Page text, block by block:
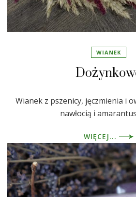
WIANEK
Wianek z pszenicy, jęczmienia i
nawłocią i
WIĘCEJ...